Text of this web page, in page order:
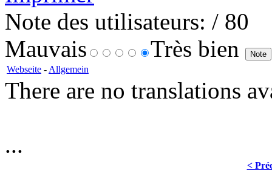
Note des utilisateurs: / 80
Mauvais
Très bien
Webseite - Allgemein
There are no translations
...
<